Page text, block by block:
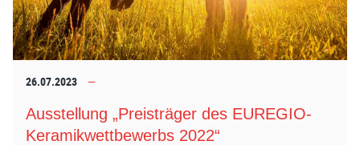
26.07.2023
Ausstellung „Preisträger des EUREGIO-
Keramikwettbewerbs 2022“